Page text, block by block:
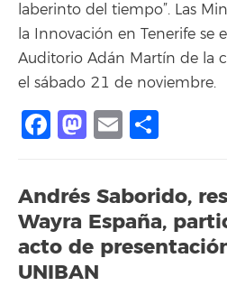
laberinto del tiempo”. Las
la Innovación en Tenerife se
Auditorio Adán Martín de la
el sábado 21 de noviembre.
Facebook
Mastodon
Email
Andrés Saborido,
Wayra España,
acto de
UNIBAN